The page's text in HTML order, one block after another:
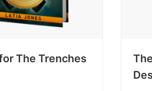
The Trenches